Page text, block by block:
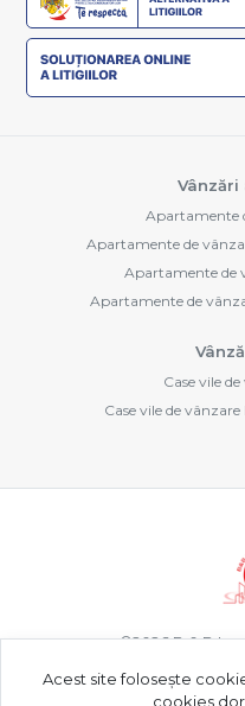
Apartamente
Apartamente de
Apartamente de
Apartamente de
Case vile
Case vile de
©2026B & B
Acest site folosește
cookies